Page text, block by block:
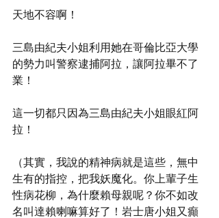
天地不容啊！
三島由紀夫小姐利用她在哥倫比亞大學
的勢力叫警察逮捕阿拉，讓阿拉畢不了
業！
這一切都只因為三島由紀夫小姐眼紅阿
拉！
（其實，我說的精神病就是這些，無中
生有的指控，把我妖魔化。你上輩子生
性病花柳，為什麼賴母親呢？你不如改
名叫達賴喇嘛算好了！岩士唐小姐又癲